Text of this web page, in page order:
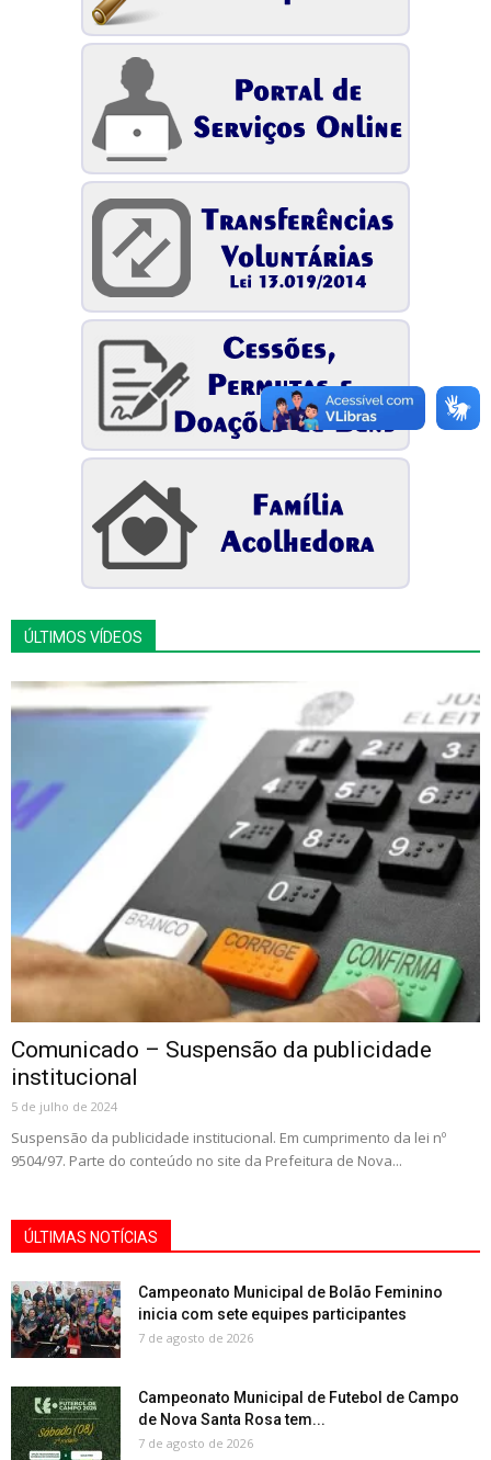
ÚLTIMOS VÍDEOS
Comunicado – Suspensão da publicidade
institucional
5 de julho de 2024
Suspensão da publicidade institucional. Em cumprimento da lei nº
9504/97. Parte do conteúdo no site da Prefeitura de Nova...
ÚLTIMAS NOTÍCIAS
Campeonato Municipal de Bolão Feminino
inicia com sete equipes participantes
7 de agosto de 2026
Campeonato Municipal de Futebol de Campo
de Nova Santa Rosa tem...
7 de agosto de 2026